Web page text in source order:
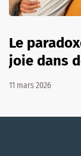
Le
joie dans
11 mars 2026